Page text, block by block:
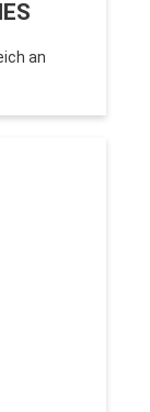
an